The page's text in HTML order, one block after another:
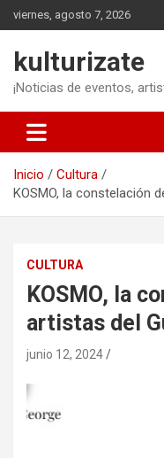
Saltar
al
viernes, agosto 7, 2026
kulturizate
¡Noticias de eventos,
Inicio
Cultura
KOSMO, la constelación
CULTURA
KOSMO, la
artistas del
junio 12, 2024